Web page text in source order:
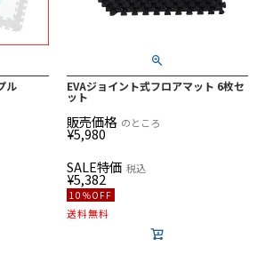
ル EVAジョイント式フロアマット 6枚セ
ット
販売価格
¥5,980
のところ
SALE特価
¥5,382
税込
10％OFF
送料無料